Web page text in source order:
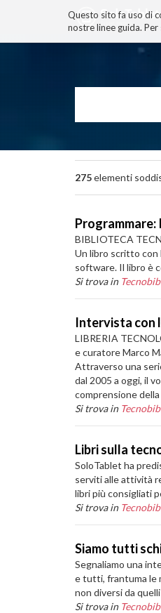
Questo sito fa uso di
nostre linee guida. Per
navigazione
275elementi
BIBLIOTECA
Un libro scritto con
software. Il libro è
Si trova in
Intervista con
LIBRERIA
e curatore Marco
Attraverso una
dal 2005 a oggi, il
comprensione
Si trova in
Libri sulla
SoloTablet ha
serviti alle attività
libri più consigliati
Si trova in
Siamo tutti
Segnaliamo una
e tutti, frantuma le
non diversi da
Si trova in